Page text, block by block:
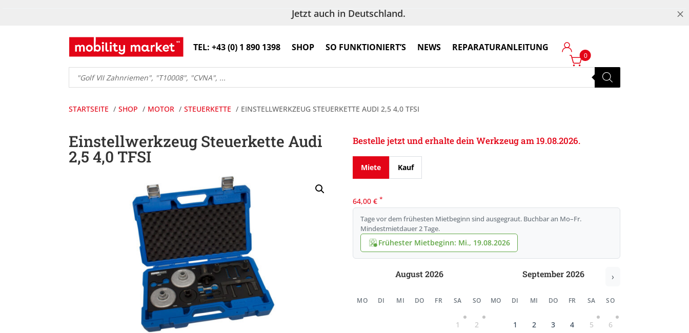
Jetzt auch in Deutschland. M
TEL: +43 (0) 1 890 1398 SHOP SO FUNKTIONIERT’S NEWS REPARATURANLEITUNG Login
0
Products
search
STARTSEITE SHOP MOTOR STEUERKETTE EINSTELLWERKZEUG STEUERKETTE AUDI 2,5 4,0 TFSI
Einstellwerkzeug Steuerkette Audi
2,5 4,0 TFSI
Bestelle jetzt und erhalte dein Werkzeug am 19.08.2026.
Miete Kauf
64,00€ *
Tage vor dem frühesten Mietbeginn sind ausgegraut. Buchbar an Mo–Fr.
Mindestmietdauer 2 Tage.
Frühester Mietbeginn: Mi., 19.08.2026
August 2026
MO DI MI DO FR SA SO
1 2
September 2026 ›
MO DI MI DO FR SA SO
1 2 3 4 5 6